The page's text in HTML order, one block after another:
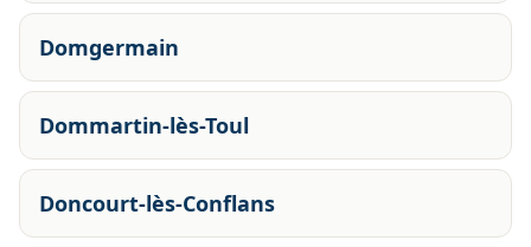
Domgermain
Dommartin-lès-Toul
Doncourt-lès-Conflans